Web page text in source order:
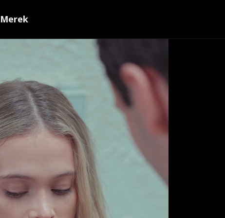
Merek